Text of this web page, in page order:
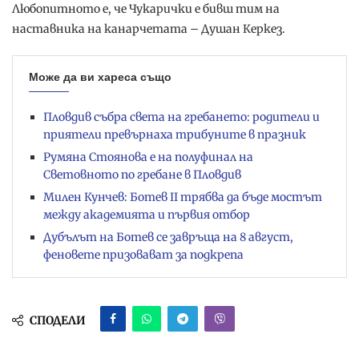
Любопитното е, че Чукарички е бивш тим на
наставника на канарчетата – Душан Керкез.
Може да ви хареса също
Пловдив събра света на гребането: родители и
приятели превърнаха трибуните в празник
Румяна Стоянова е на полуфинал на
Световното по гребане в Пловдив
Милен Кунчев: Ботев II трябва да бъде мостът
между академията и първия отбор
Дубълът на Ботев се завръща на 8 август,
феновете призовават за подкрепа
СПОДЕЛИ